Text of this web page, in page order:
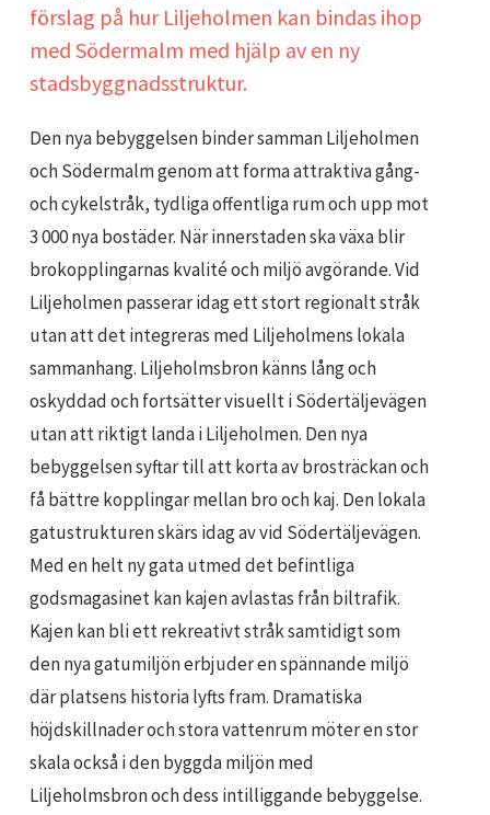
förslag på hur Liljeholmen kan bindas ihop
med Södermalm med hjälp av en ny
stadsbyggnadsstruktur.
Den nya bebyggelsen binder samman Liljeholmen
och Södermalm genom att forma attraktiva gång-
och cykelstråk, tydliga offentliga rum och upp mot
3 000 nya bostäder. När innerstaden ska växa blir
brokopplingarnas kvalité och miljö avgörande. Vid
Liljeholmen passerar idag ett stort regionalt stråk
utan att det integreras med Liljeholmens lokala
sammanhang. Liljeholmsbron känns lång och
oskyddad och fortsätter visuellt i Södertäljevägen
utan att riktigt landa i Liljeholmen. Den nya
bebyggelsen syftar till att korta av brosträckan och
få bättre kopplingar mellan bro och kaj. Den lokala
gatustrukturen skärs idag av vid Södertäljevägen.
Med en helt ny gata utmed det befintliga
godsmagasinet kan kajen avlastas från biltrafik.
Kajen kan bli ett rekreativt stråk samtidigt som
den nya gatumiljön erbjuder en spännande miljö
där platsens historia lyfts fram. Dramatiska
höjdskillnader och stora vattenrum möter en stor
skala också i den byggda miljön med
Liljeholmsbron och dess intilliggande bebyggelse.